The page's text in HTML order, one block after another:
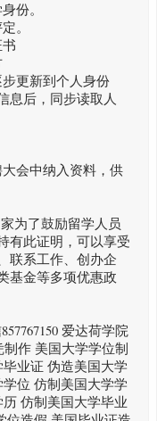
份。
。
更新到个人身份
息后，同步读取人
会中纳入资料，供
为了鼓励留学人员
有此证明，可以享受
联系工作、创办企
基金等多项优惠政
爱达荷学院
作 美国大学学位制
业证 伪造美国大学
位 仿制美国大学学
仿制美国大学毕业